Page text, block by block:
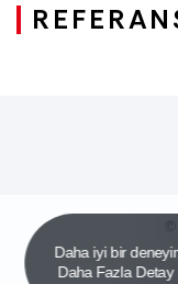
Daha iyi bir
Daha Fazla Detay